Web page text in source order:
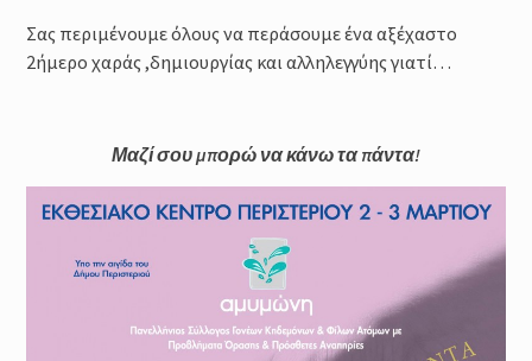
Σας περιμένουμε όλους να περάσουμε ένα αξέχαστο
2ήμερο χαράς ,δημιουργίας και αλληλεγγύης γιατί…
Μαζί σου μπορώ να κάνω τα πάντα!